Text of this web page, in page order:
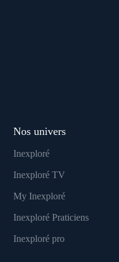
Nos univers
Inexploré
Inexploré TV
My Inexploré
Inexploré Praticiens
Inexploré pro